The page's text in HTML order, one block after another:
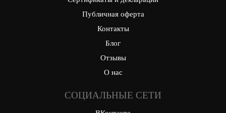
Публичная оферта
Контакты
Блог
Отзывы
О нас
СОЦИАЛЬНЫЕ СЕТИ